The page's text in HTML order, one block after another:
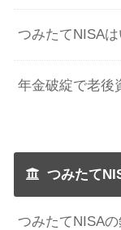
つみたてNISA
年金破綻で老後
つみたて
つみたてNISA